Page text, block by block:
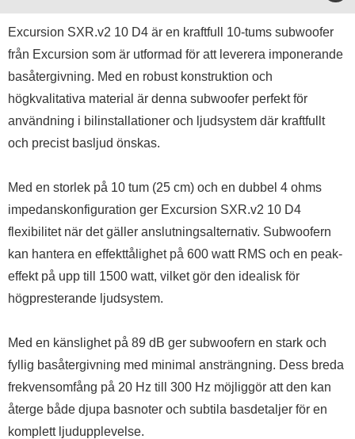
Excursion SXR.v2 10 D4 är en kraftfull 10-tums subwoofer
från Excursion som är utformad för att leverera imponerande
basåtergivning. Med en robust konstruktion och
högkvalitativa material är denna subwoofer perfekt för
användning i bilinstallationer och ljudsystem där kraftfullt
och precist basljud önskas.
Med en storlek på 10 tum (25 cm) och en dubbel 4 ohms
impedanskonfiguration ger Excursion SXR.v2 10 D4
flexibilitet när det gäller anslutningsalternativ. Subwoofern
kan hantera en effekttålighet på 600 watt RMS och en peak-
effekt på upp till 1500 watt, vilket gör den idealisk för
högpresterande ljudsystem.
Med en känslighet på 89 dB ger subwoofern en stark och
fyllig basåtergivning med minimal ansträngning. Dess breda
frekvensomfång på 20 Hz till 300 Hz möjliggör att den kan
återge både djupa basnoter och subtila basdetaljer för en
komplett ljudupplevelse.